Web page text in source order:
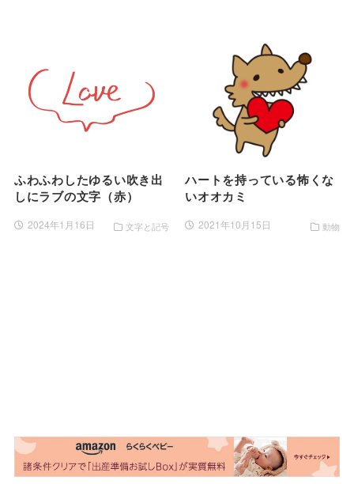
ふわふわしたゆるい吹き出
しにラブの文字（赤）
2024年1月16日 文字と記号
ハートを持っている怖くな
いオオカミ
2021年10月15日 動物